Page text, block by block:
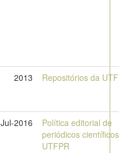
2013 Repositórios da
Jul-2016
Política editorial de
periódicos
UTFPR